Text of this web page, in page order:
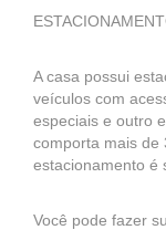
A casa possui
veículos com
especiais e outro
comporta mais de
estacionamento é
Você pode fazer